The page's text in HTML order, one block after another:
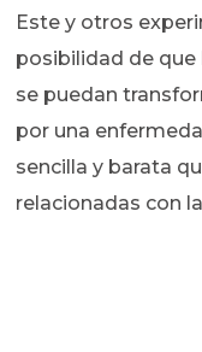
Este y otros
posibilidad de que
se puedan
por una
sencilla y barata
relacionadas con